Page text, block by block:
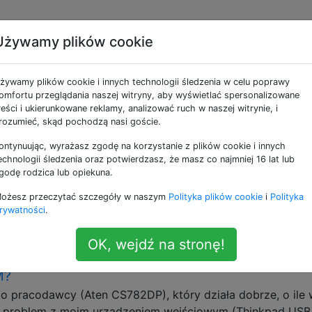
jako kvm-switch
sygnału VGA, nawet jeśli xrandr pokazuje
telewizora HDTV za pomocą przełącznika KVM (jeden
do tego samego telewizora HDTV). Problem polega na
telewizora HD i dlatego nie włącza wyjścia VGA. O ile
z tym, że informacje …
kvm-switch
urządzenie wejściowe jest podłączone za
pracodawcy (Aten CS782DP), który działa dobrze, o ile
plików cookie
plików cookie i innych technologii śledzenia w celu poprawy
przeglądania naszej witryny, aby wyświetlać spersonalizowane
i ukierunkowane reklamy, analizować ruch w naszej witrynie, i
skąd pochodzą nasi goście.
wyrażasz zgodę na korzystanie z plików cookie i innych
śledzenia oraz potwierdzasz, że masz co najmniej 16 lat lub
rodzica lub opiekuna.
przeczytać szczegóły w naszym Polityka plików cookie i Polityka
.
OK, wejdź na stronę!